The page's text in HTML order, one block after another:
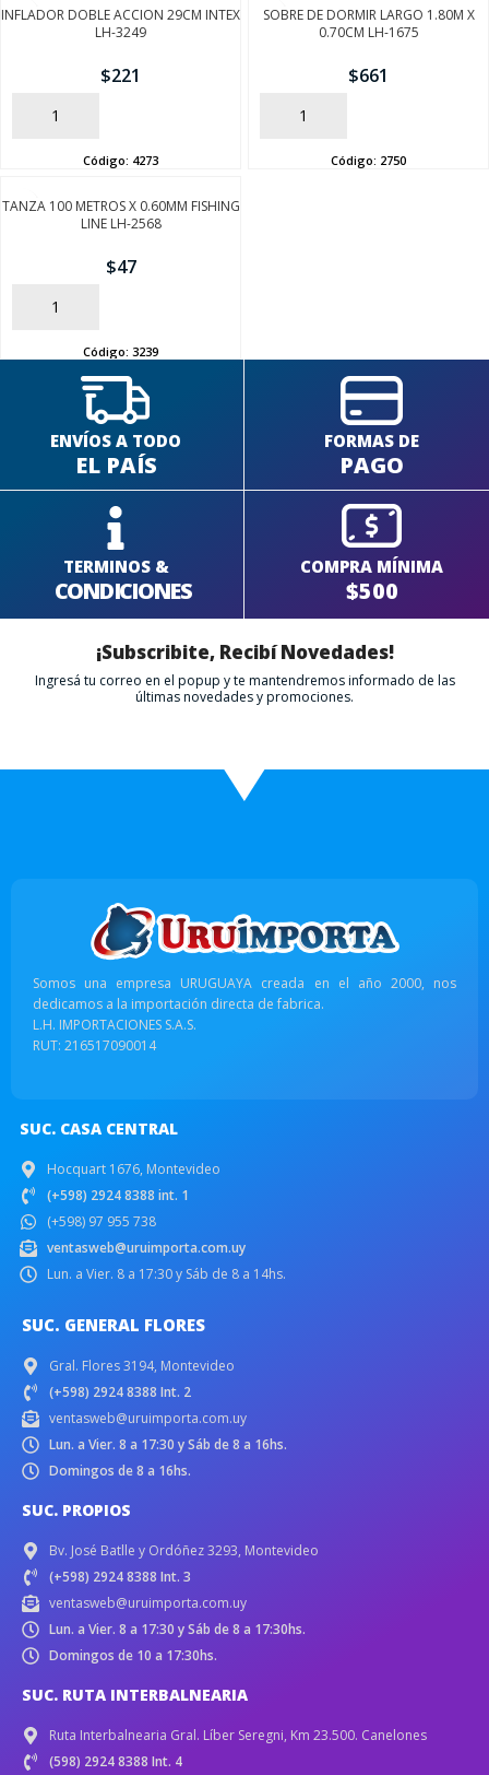
INFLADOR DOBLE ACCION 29CM INTEX
LH-3249
$221
AÑADIR
Código: 4273
SOBRE DE DORMIR LARGO 1.80M X
0.70CM LH-1675
$661
AÑADIR
Código: 2750
TANZA 100 METROS X 0.60MM FISHING
LINE LH-2568
$47
AÑADIR
Código: 3239
ENVÍOS A TODO
EL PAÍS
FORMAS DE
PAGO
TERMINOS &
CONDICIONES
COMPRA MÍNIMA
$500
¡Subscribite, Recibí Novedades!
Ingresá tu correo en el popup y te mantendremos informado de las
últimas novedades y promociones.
Somos una empresa URUGUAYA creada en el año 2000, nos
dedicamos a la importación directa de fabrica.
L.H. IMPORTACIONES S.A.S.
RUT: 216517090014
SUC. CASA CENTRAL
Hocquart 1676, Montevideo
(+598) 2924 8388 int. 1
(+598) 97 955 738
ventasweb@uruimporta.com.uy
Lun. a Vier. 8 a 17:30 y Sáb de 8 a 14hs.
SUC. GENERAL FLORES
Gral. Flores 3194, Montevideo
(+598) 2924 8388 Int. 2
ventasweb@uruimporta.com.uy
Lun. a Vier. 8 a 17:30 y Sáb de 8 a 16hs.
Domingos de 8 a 16hs.
SUC. PROPIOS
Bv. José Batlle y Ordóñez 3293, Montevideo
(+598) 2924 8388 Int. 3
ventasweb@uruimporta.com.uy
Lun. a Vier. 8 a 17:30 y Sáb de 8 a 17:30hs.
Domingos de 10 a 17:30hs.
SUC. RUTA INTERBALNEARIA
Ruta Interbalnearia Gral. Líber Seregni, Km 23.500. Canelones
(598) 2924 8388 Int. 4